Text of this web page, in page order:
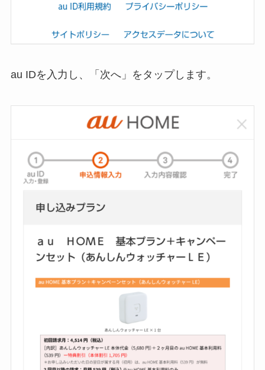
au IDを入力し、「次へ」をタップします。